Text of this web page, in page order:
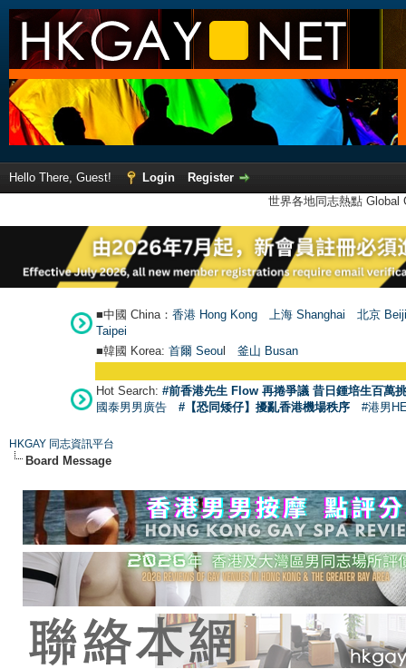
Hello There, Guest! Login
Register
世界各地同志熱點
■中國 China： 香港 Hong Kong 上海 Shanghai
北京
Taipei
■韓國 Korea: 首爾 Seoul 釜山 Busan
Hot Search: #前香港先生 Flow 再捲爭議 昔日鍾培生百萬
國泰男男廣告
#【恐同矮仔】擾亂香港機場秩序 #港男
HKGAY 同志資訊平台
Board Message